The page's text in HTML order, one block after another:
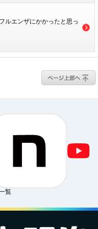
ルエンザにかかったと思っ
覧